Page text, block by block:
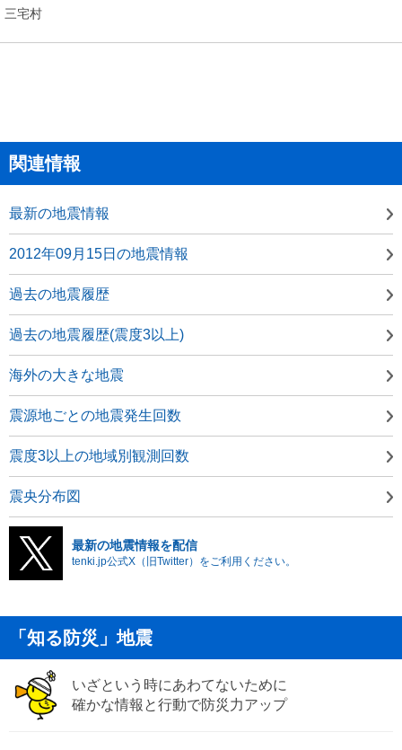
三宅村
関連情報
最新の地震情報
2012年09月15日の地震情報
過去の地震履歴
過去の地震履歴(震度3以上)
海外の大きな地震
震源地ごとの地震発生回数
震度3以上の地域別観測回数
震央分布図
最新の地震情報を配信
tenki.jp公式X（旧Twitter）をご利用ください。
「知る防災」地震
いざという時にあわてないために
確かな情報と行動で防災力アップ